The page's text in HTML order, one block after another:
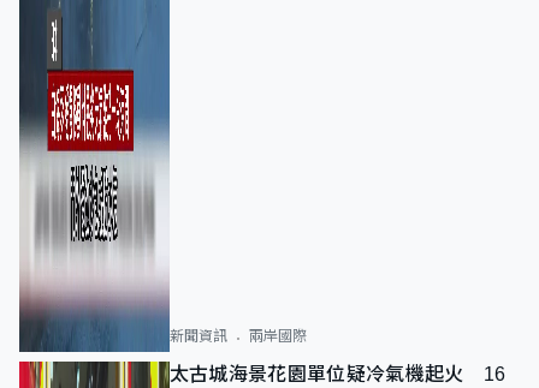
新聞資訊 兩岸國際
太古城海景花園單位疑冷氣機起火 16